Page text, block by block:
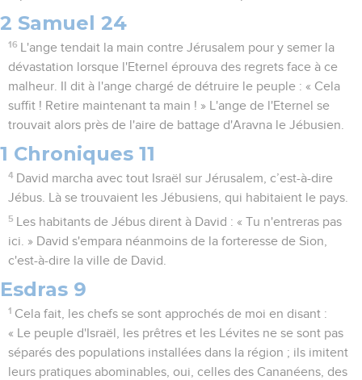
2 Samuel 24
16
L'ange tendait la main contre Jérusalem pour y semer la
dévastation lorsque l'Eternel éprouva des regrets face à ce
malheur. Il dit à l'ange chargé de détruire le peuple : « Cela
suffit ! Retire maintenant ta main ! » L'ange de l'Eternel se
trouvait alors près de l'aire de battage d'Aravna le Jébusien.
1 Chroniques 11
4 David marcha avec tout Israël sur Jérusalem, c’est-à-dire
Jébus. Là se trouvaient les Jébusiens, qui habitaient le pays.
5
Les habitants de Jébus dirent à David : « Tu n'entreras pas
ici. » David s'empara néanmoins de la forteresse de Sion,
c'est-à-dire la ville de David.
Esdras 9
1 Cela fait, les chefs se sont approchés de moi en disant :
« Le peuple d'Israël, les prêtres et les Lévites ne se sont pas
séparés des populations installées dans la région ; ils imitent
leurs pratiques abominables, oui, celles des Cananéens, des